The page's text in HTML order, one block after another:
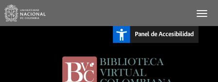
Panel de Accesibilidad